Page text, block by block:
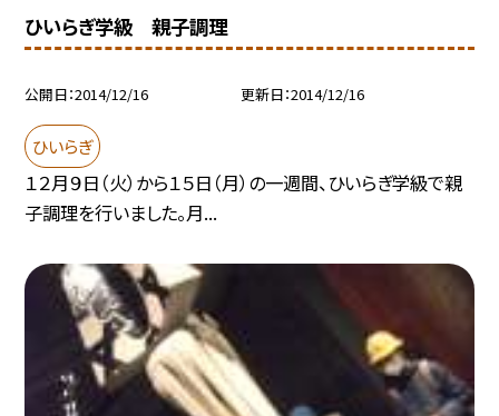
ひいらぎ学級 親子調理
公開日 2014/12/16 更新日 2014/12/16
ひいらぎ
１２月９日（火）から１５日（月）の一週間、ひいらぎ学級で親
子調理を行いました。月...